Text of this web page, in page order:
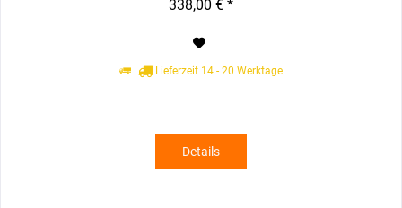
338,00 € *
Lieferzeit 14 - 20 Werktage
Details